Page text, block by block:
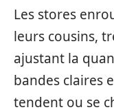
Les stores
leurs cousins,
ajustant la
bandes claires
tendent ou se